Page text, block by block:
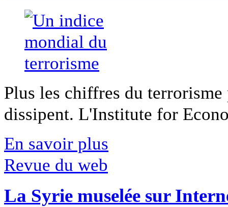
Plus les chiffres du
dissipent. L'Institute for
En savoir plus
Revue du web
La Syrie muselée sur